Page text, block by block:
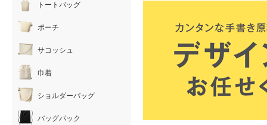
トートバッグ
ポーチ
サコッシュ
巾着
ショルダーバッグ
バッグパック